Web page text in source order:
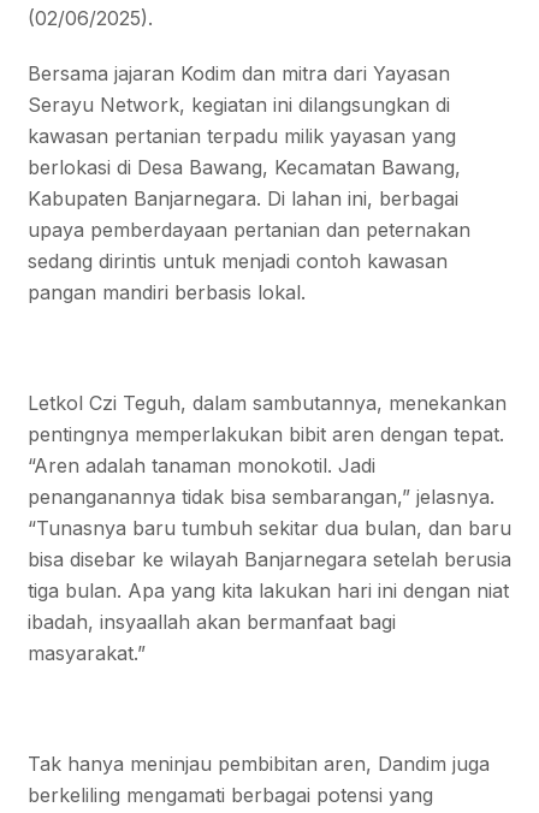
(02/06/2025).
Bersama jajaran Kodim dan mitra dari Yayasan
Serayu Network, kegiatan ini dilangsungkan di
kawasan pertanian terpadu milik yayasan yang
berlokasi di Desa Bawang, Kecamatan Bawang,
Kabupaten Banjarnegara. Di lahan ini, berbagai
upaya pemberdayaan pertanian dan peternakan
sedang dirintis untuk menjadi contoh kawasan
pangan mandiri berbasis lokal.
Letkol Czi Teguh, dalam sambutannya, menekankan
pentingnya memperlakukan bibit aren dengan tepat.
“Aren adalah tanaman monokotil. Jadi
penanganannya tidak bisa sembarangan,” jelasnya.
“Tunasnya baru tumbuh sekitar dua bulan, dan baru
bisa disebar ke wilayah Banjarnegara setelah berusia
tiga bulan. Apa yang kita lakukan hari ini dengan niat
ibadah, insyaallah akan bermanfaat bagi
masyarakat.”
Tak hanya meninjau pembibitan aren, Dandim juga
berkeliling mengamati berbagai potensi yang